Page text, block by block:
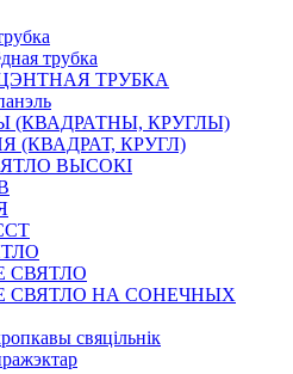
трубка
ТРУБКА
(КВАДРАТНЫ, КРУГЛЫ)
(КВАДРАТ, КРУГЛ)
ВЫСОКІ
СВЯТЛО
СВЯТЛО НА СОНЕЧНЫХ
свяцільнік